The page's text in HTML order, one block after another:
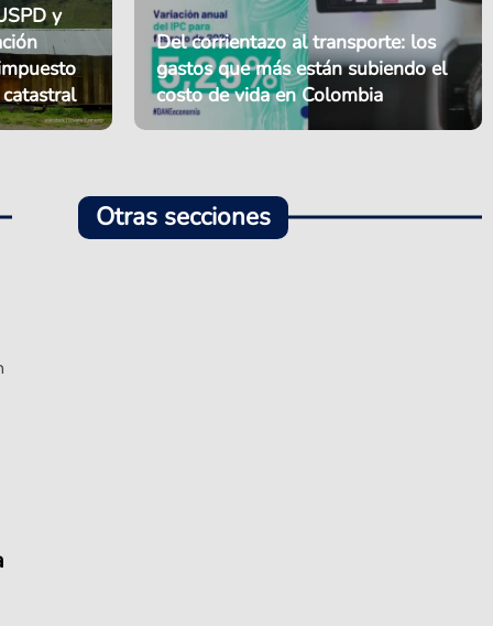
y
Del corrientazo al transporte: los
gastos que más están subiendo el
costo de vida en Colombia
Otras secciones